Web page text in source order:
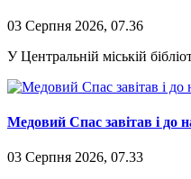
03 Серпня 2026, 07.36
У Центральній міській
Медовий Спас завітав і до
03 Серпня 2026, 07.33